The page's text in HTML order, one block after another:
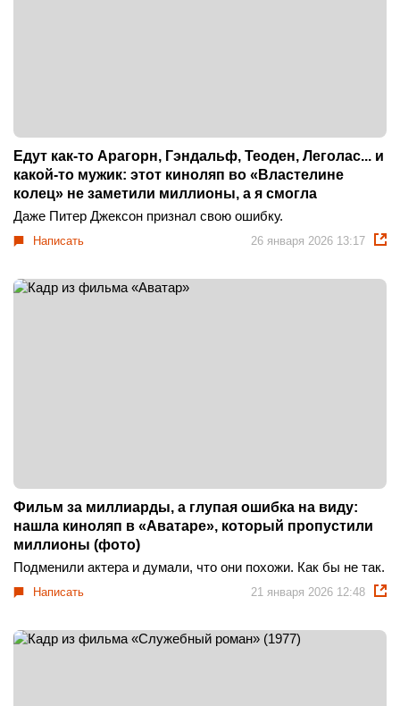
Едут как-то Арагорн, Гэндальф, Теоден, Леголас... и
какой-то мужик: этот киноляп во «Властелине
колец» не заметили миллионы, а я смогла
Даже Питер Джексон признал свою ошибку.
Написать 26 января 2026 13:17
Фильм за миллиарды, а глупая ошибка на виду:
нашла киноляп в «Аватаре», который пропустили
миллионы (фото)
Подменили актера и думали, что они похожи. Как бы не так.
Написать 21 января 2026 12:48